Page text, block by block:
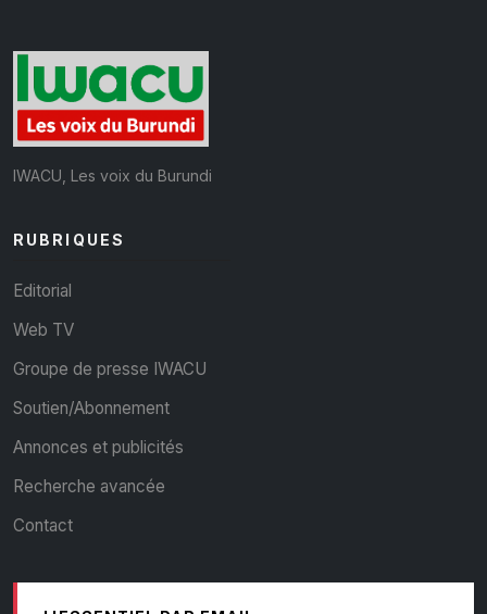
IWACU, Les voix du Burundi
RUBRIQUES
Editorial
Web TV
Groupe de presse IWACU
Soutien/Abonnement
Annonces et publicités
Recherche avancée
Contact